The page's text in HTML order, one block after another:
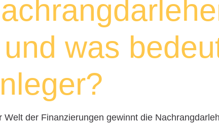
was
Welt der Finanzierungen gewinnt die